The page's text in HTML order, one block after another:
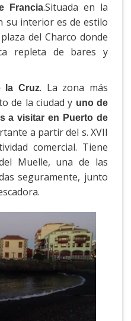
Francia.Situada en la
su interior es de estilo
del Charco donde
repleta de bares y
la Cruz. La zona más
de la ciudad y uno de
a visitar en Puerto de
a partir del s. XVII
comercial. Tiene
Muelle, una de las
seguramente, junto